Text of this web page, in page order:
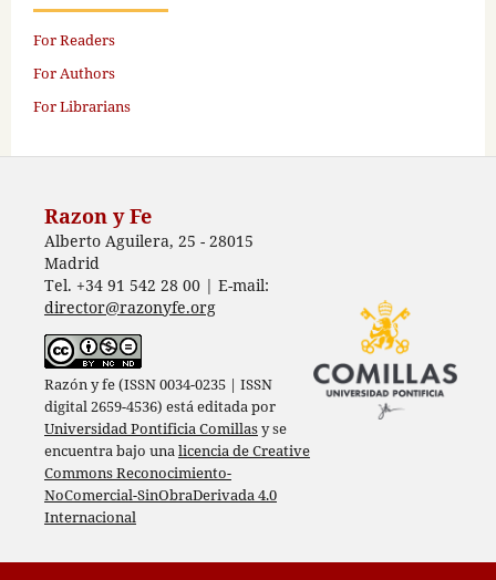
For Readers
For Authors
For Librarians
Razon y Fe
Alberto Aguilera, 25 - 28015
Madrid
Tel. +34 91 542 28 00 | E-mail:
director@razonyfe.org
Razón y fe (ISSN 0034-0235 | ISSN
digital 2659-4536) está editada por
Universidad Pontificia Comillasy se
encuentra bajo unalicencia de Creative
Commons Reconocimiento-
NoComercial-SinObraDerivada 4.0
Internacional